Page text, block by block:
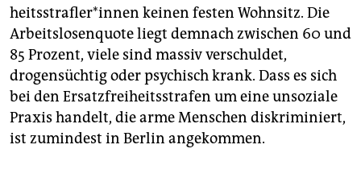
heits­straf­le­r*in­nen keinen festen Wohnsitz. Die
Arbeitslosenquote liegt demnach zwischen 60 und
85 Prozent, viele sind massiv verschuldet,
drogensüchtig oder psychisch krank. Dass es sich
bei den Ersatzfreiheitsstrafen um eine unsoziale
Praxis handelt, die arme Menschen diskriminiert,
ist zumindest in Berlin angekommen.